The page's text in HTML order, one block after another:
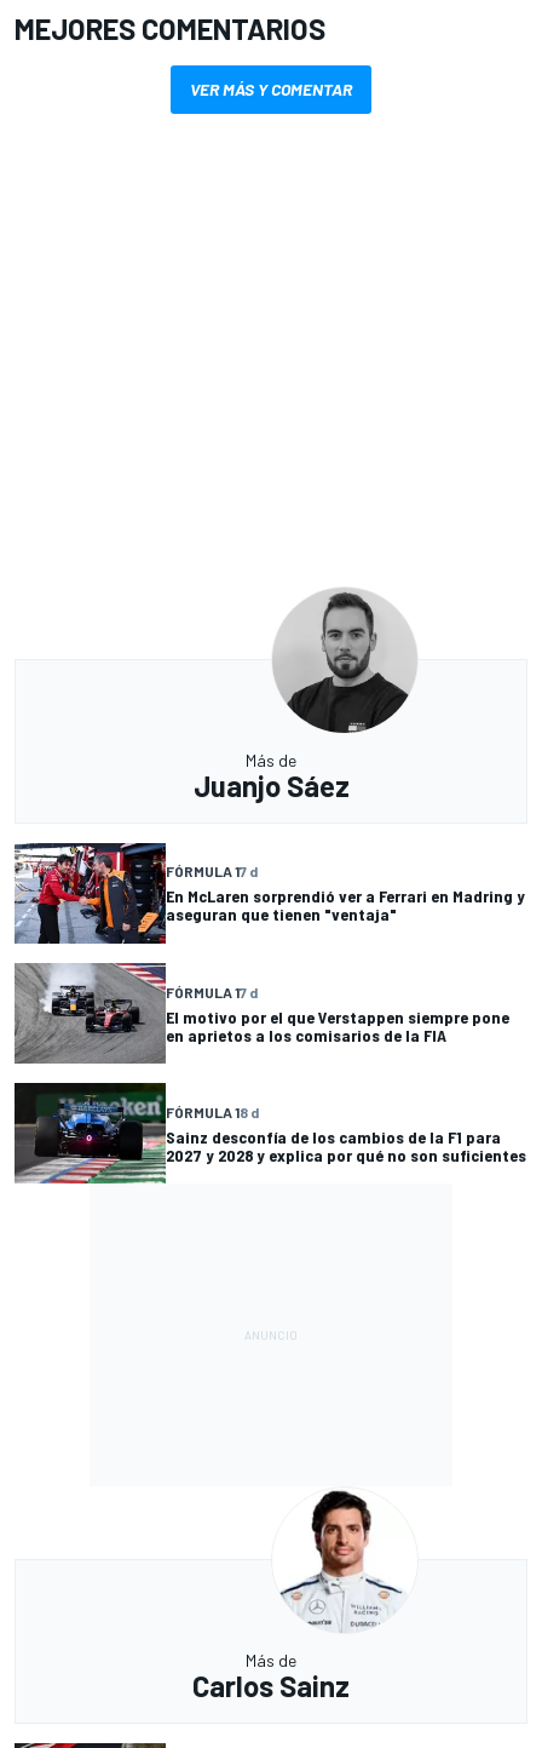
MEJORES COMENTARIOS
VER MÁS Y COMENTAR
Más de
Juanjo Sáez
FÓRMULA 17 d
En McLaren sorprendió ver a Ferrari en Madring y
aseguran que tienen "ventaja"
FÓRMULA 17 d
El motivo por el que Verstappen siempre pone
en aprietos a los comisarios de la FIA
FÓRMULA 18 d
Sainz desconfía de los cambios de la F1 para
2027 y 2028 y explica por qué no son suficientes
Más de
Carlos Sainz